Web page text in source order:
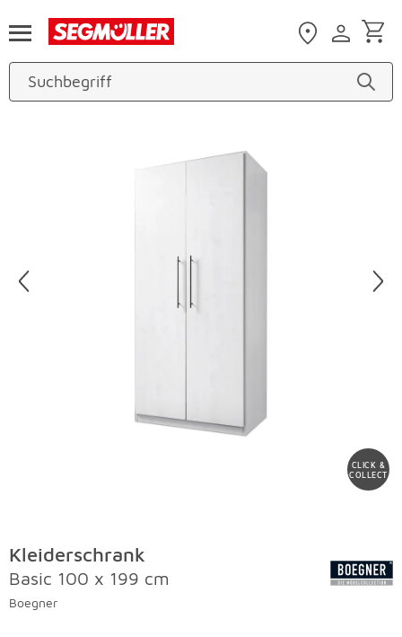
CLICK &
COLLECT
Kleiderschrank
Basic 100 x 199 cm
Boegner